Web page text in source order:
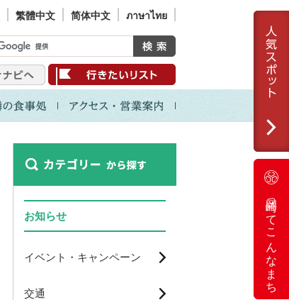
繁體中文 简体中文 ภาษาไทย
岡崎ってこんなまち
お知らせ
イベント・キャンペーン
交通